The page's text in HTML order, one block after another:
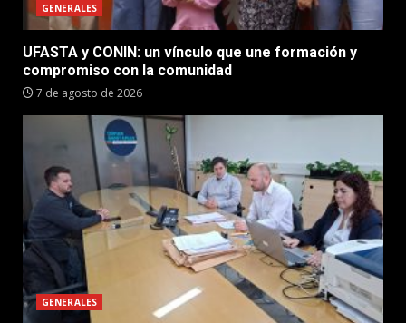
GENERALES
UFASTA y CONIN: un vínculo que une formación y
compromiso con la comunidad
7 de agosto de 2026
GENERALES